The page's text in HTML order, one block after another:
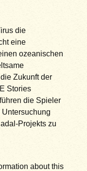
die
eine
ozeanischen
Zukunft der
Stories
die Spieler
Projekts zu
about this